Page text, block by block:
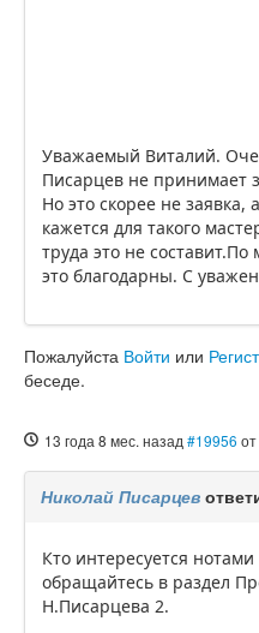
Уважаемый Виталий.
Писарцев не принимает
Но это скорее не
кажется для такого
труда это не
это благодарны. С
Пожалуйста Войти или
беседе.
13 года 8 мес. назад #19956 от
Николай Писарцев
Кто интересуется
обращайтесь в раздел
Н.Писарцева 2.